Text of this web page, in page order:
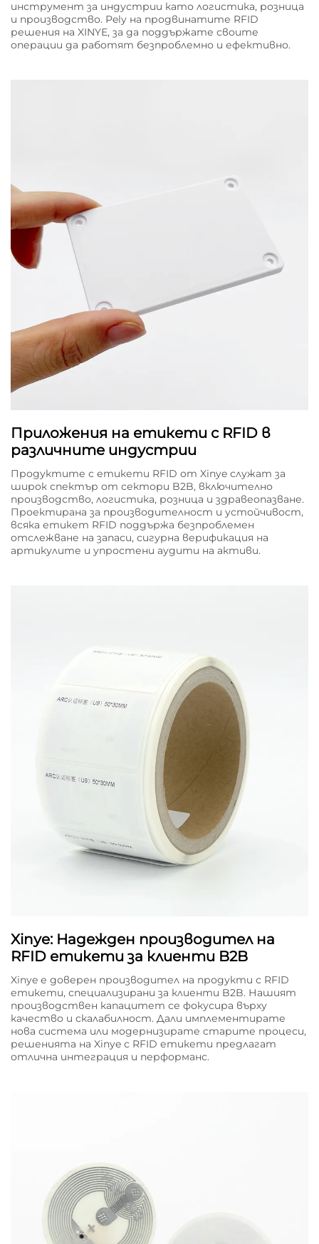
инструмент за индустрии като логистика, розница
и производство. Рely на продвинатите RFID
решения на XINYE, за да поддържате своите
операции да работят безпроблемно и ефективно.
Приложения на етикети с RFID в
различните индустрии
Продуктите с етикети RFID от Xinye служат за
широк спектър от сектори B2B, включително
производство, логистика, розница и здравеопазване.
Проектирана за производителност и устойчивост,
всяка етикет RFID поддържа безпроблемен
отслежване на запаси, сигурна верификация на
артикулите и упростени аудити на активи.
Xinye: Надежден производител на
RFID етикети за клиенти B2B
Xinye е доверен производител на продукти с RFID
етикети, специализирани за клиенти B2B. Нашият
производствен капацитет се фокусира върху
качество и скалабилност. Дали имплементирате
нова система или модернизирате старите процеси,
решенията на Xinye с RFID етикети предлагат
отлична интеграция и перформанс.